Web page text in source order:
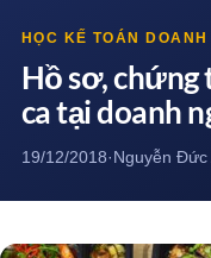
HỌC KẾ TOÁN DOANH
Hồ sơ,
ca tại doanh
19/12/2018·Nguyễn Đức